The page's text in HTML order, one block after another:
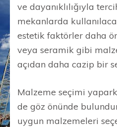
ve dayanıklılığıyla
mekanlarda
estetik faktörler daha
veya seramik gibi
açıdan daha cazip bir
Malzeme seçimi
de göz önünde
uygun malzemeleri